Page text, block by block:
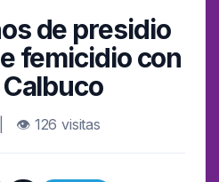
de presidio
femicidio con
👁 126 visitas